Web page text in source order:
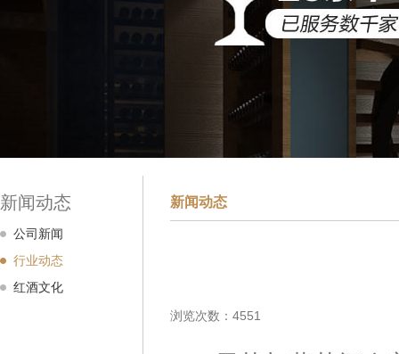
新闻动态
公司新闻
行业动态
红酒文化
新闻动态
浏览次数：4551